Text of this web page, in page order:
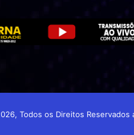
Todos os Direitos